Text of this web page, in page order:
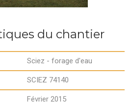
du chantier
Sciez - forage d'eau
SCIEZ 74140
Février 2015